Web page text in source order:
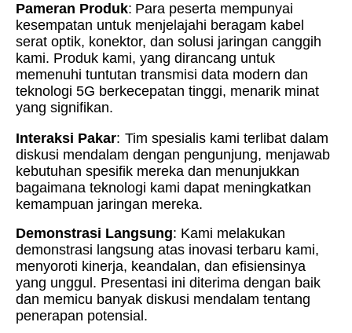
Pameran Produk: Para peserta mempunyai
kesempatan untuk menjelajahi beragam kabel
serat optik, konektor, dan solusi jaringan canggih
kami. Produk kami, yang dirancang untuk
memenuhi tuntutan transmisi data modern dan
teknologi 5G berkecepatan tinggi, menarik minat
yang signifikan.
Interaksi Pakar: Tim spesialis kami terlibat dalam
diskusi mendalam dengan pengunjung, menjawab
kebutuhan spesifik mereka dan menunjukkan
bagaimana teknologi kami dapat meningkatkan
kemampuan jaringan mereka.
Demonstrasi Langsung: Kami melakukan
demonstrasi langsung atas inovasi terbaru kami,
menyoroti kinerja, keandalan, dan efisiensinya
yang unggul. Presentasi ini diterima dengan baik
dan memicu banyak diskusi mendalam tentang
penerapan potensial.